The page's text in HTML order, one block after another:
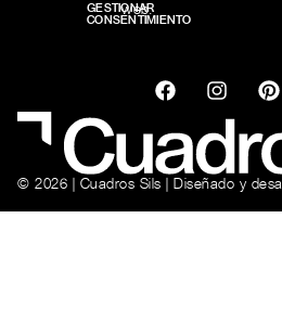
GESTIONAR
CONSENTIMIENTO
web.
© 2026 | Cuadros Sils | Diseñado y